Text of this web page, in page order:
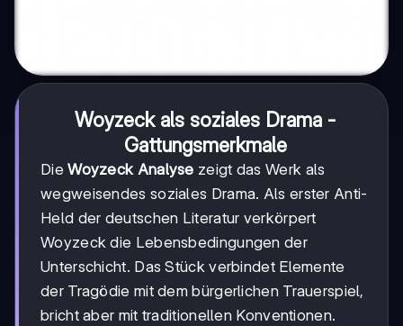
Woyzeckals soziales Drama -
Gattungsmerkmale
DieWoyzeck Analyse zeigt das Werk als
wegweisendes soziales Drama. Als erster Anti-
Held der deutschen Literatur verkörpert
Woyzeck die Lebensbedingungen der
Unterschicht. Das Stück verbindet Elemente
der Tragödie mit dem bürgerlichen Trauerspiel,
bricht aber mit traditionellen Konventionen.